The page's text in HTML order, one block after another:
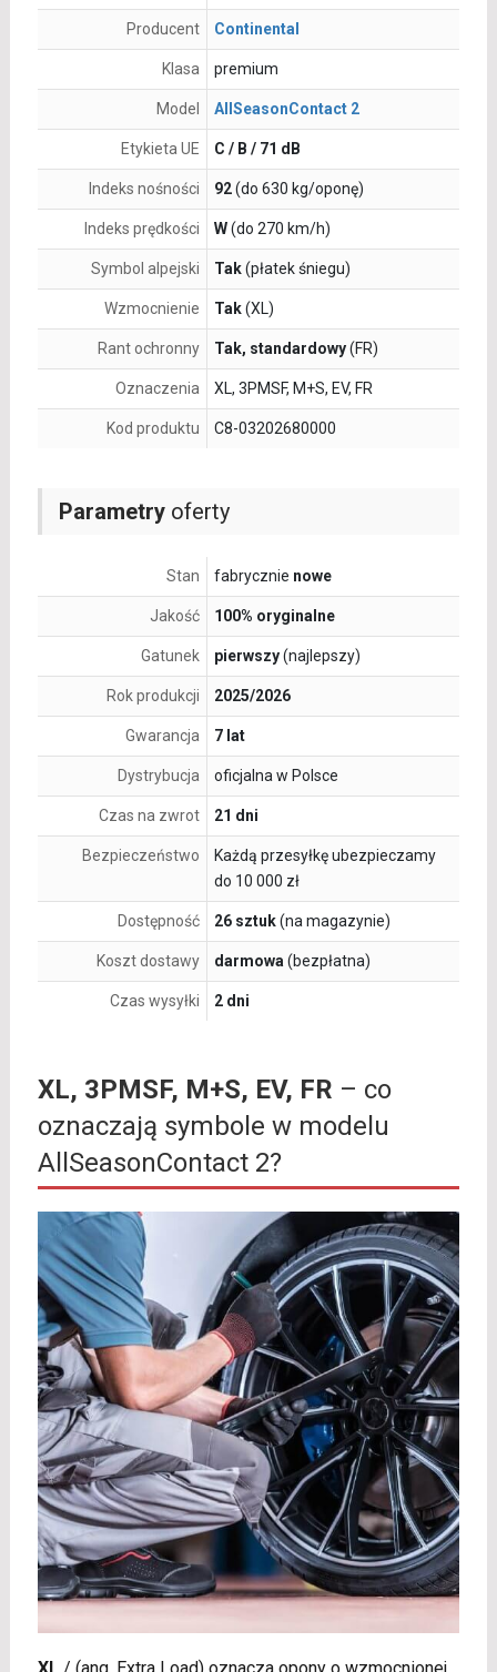
Parametryoferty
Stan fabrycznie nowe
Jakość 100% oryginalne
Gatunek pierwszy(najlepszy)
Rok produkcji 2025/2026
Gwarancja 7 lat
Dystrybucja oficjalna w Polsce
Czas na zwrot 21 dni
Bezpieczeństwo
Każdą przesyłkę ubezpieczamy
do 10 000 zł
Dostępność 26 sztuk(na magazynie)
Koszt dostawy darmowa (bezpłatna)
Czas wysyłki 2 dni
Producent Continental
Klasa premium
Model AllSeasonContact 2
Etykieta UE C / B / 71 dB
Indeks nośności 92(do 630 kg/oponę)
Indeks prędkości W(do 270 km/h)
Symbol alpejski Tak(płatek śniegu)
Wzmocnienie Tak(XL)
Rant ochronny Tak, standardowy(FR)
Oznaczenia XL, 3PMSF, M+S, EV, FR
Kod produktu C8-03202680000
XL, 3PMSF, M+S, EV, FR – co
oznaczają symbole w modelu
AllSeasonContact 2?